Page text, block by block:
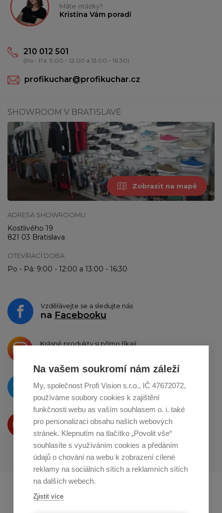
Na vašem soukromí nám záleží
My, společnost Profi Vision s.r.o., IČ 47672072,
používáme soubory cookies k zajištění
funkčnosti webu as vaším souhlasem o. i. také
pro personalizaci obsahu našich webových
stránek. Klepnutím na tlačítko „Povolit vše“
souhlasíte s využíváním cookies a předáním
údajů o chování na webu k zobrazení cílené
reklamy na sociálních sítích a reklamních sítích
na dalších webech.
Zjistit více
Máte otázky?
Kristína Vám poradí
210 012 501
(Po - Pá: 9:00 - 12:00 a 13:00 - 16:30)
profikuchar@profikuchar.cz
SHOWROOM V BRATISLAVĚ
Zobrazit na mapě
ADRESA SHOWROOMU
Kostlivého 19
821 03 Bratislava
OTEVÍRACÍ DOBA
Po - Pá: 9:00 - 12:00 a 13:00 - 16:30
Vzdělávejte se a sledujte nás
na Facebooku
Krásné produkty si přímo říkají
O novinkách píšeme
naTwitteru
Produkty Vám představujeme
na Youtube
Profikuchar.sk